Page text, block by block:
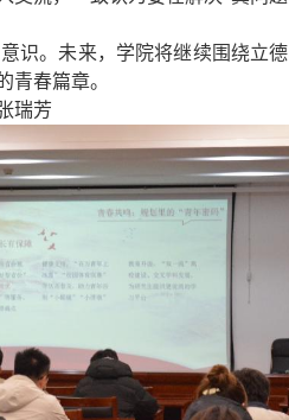
识。未来，学院将继续围绕立
青春篇章。
瑞芳